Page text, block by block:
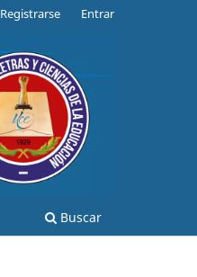
Buscar
Registrarse Entrar